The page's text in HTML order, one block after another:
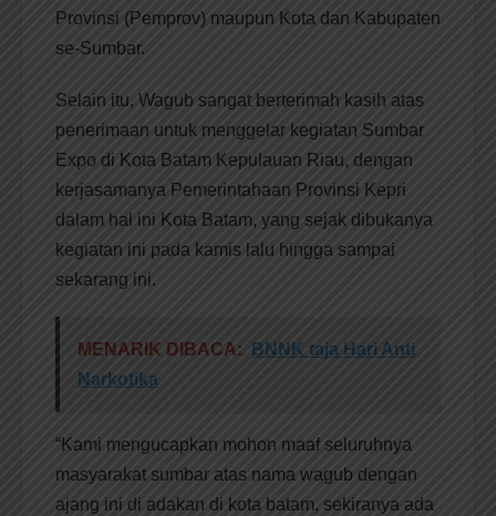
Provinsi (Pemprov) maupun Kota dan Kabupaten
se-Sumbar.
Selain itu, Wagub sangat berterimah kasih atas
penerimaan untuk menggelar kegiatan Sumbar
Expo di Kota Batam Kepulauan Riau, dengan
kerjasamanya Pemerintahaan Provinsi Kepri
dalam hal ini Kota Batam, yang sejak dibukanya
kegiatan ini pada kamis lalu hingga sampai
sekarang ini.
MENARIK DIBACA:
BNNK taja Hari Anti
Narkotika
“Kami mengucapkan mohon maaf seluruhnya
masyarakat sumbar atas nama wagub dengan
ajang ini di adakan di kota batam, sekiranya ada